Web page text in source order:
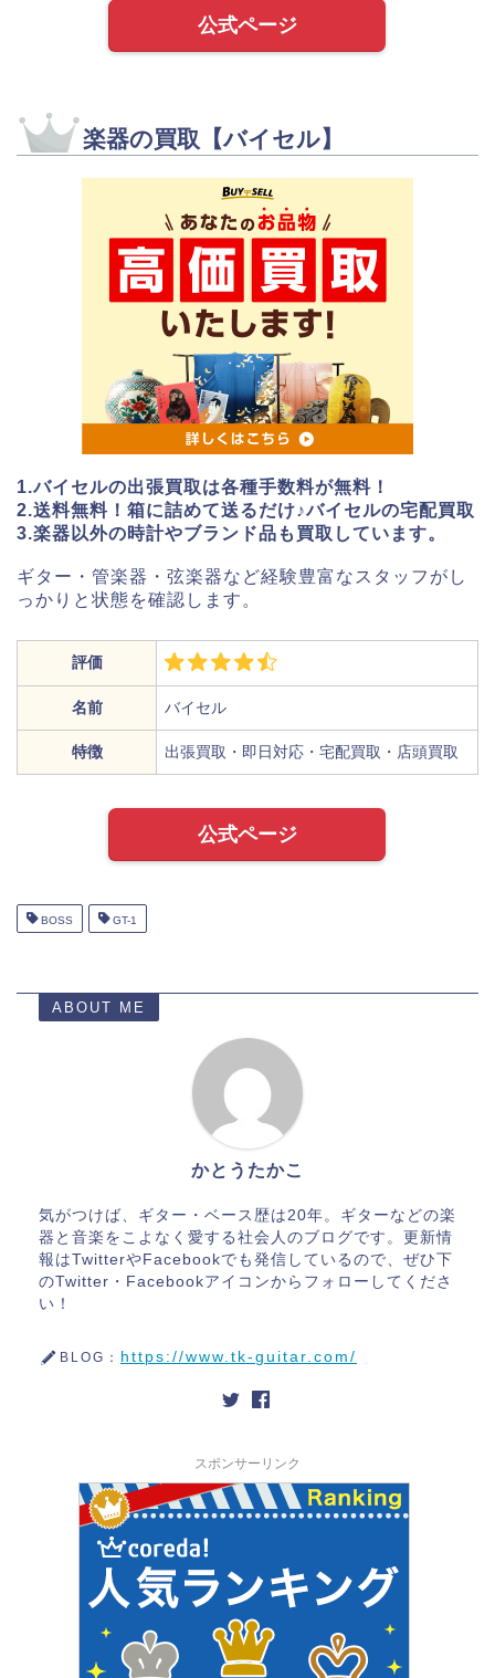
公式ページ
楽器の買取【バイセル】
1.バイセルの出張買取は各種手数料が無料！
2.送料無料！箱に詰めて送るだけ♪バイセルの宅配買取
3.楽器以外の時計やブランド品も買取しています。
ギター・管楽器・弦楽器など経験豊富なスタッフがし
っかりと状態を確認します。
評価
名前 バイセル
特徴 出張買取・即日対応・宅配買取・店頭買取
公式ページ
BOSS GT-1
ABOUT ME
かとうたかこ
気がつけば、ギター・ベース歴は20年。ギターなどの楽
器と音楽をこよなく愛する社会人のブログです。更新情
報はTwitterやFacebookでも発信しているので、ぜひ下
のTwitter・Facebookアイコンからフォローしてくださ
い！
BLOG： https://www.tk-guitar.com/
スポンサーリンク